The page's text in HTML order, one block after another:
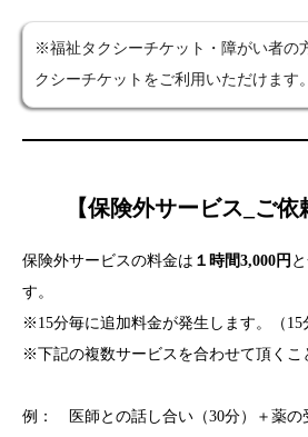
※福祉タクシーチケット・障がい者の
クシーチケットをご利用いただけます。
【保険外サービス_ご依
保険外サービスの料金は １時間3,000円
す。
※15分毎に追加料金が発生します。（15
※下記の複数サービスを合わせて頂くこ
例： 医師との話し合い（30分）＋薬の